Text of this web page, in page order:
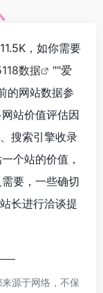
，如你需要
数据 ""爱
的网站数据参
站价值评估因
搜索引擎收录
个站的价值，
要，一些确切
长进行洽谈提
源于网络，不保